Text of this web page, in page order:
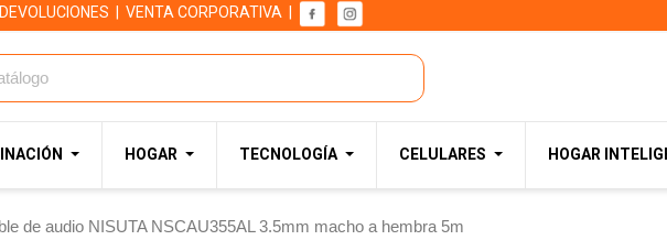
VENTA CORPORATIVA
HOGAR TECNOLOGÍA CELULARES HOGAR
de audio NISUTA NSCAU355AL 3.5mm macho a hembra 5m